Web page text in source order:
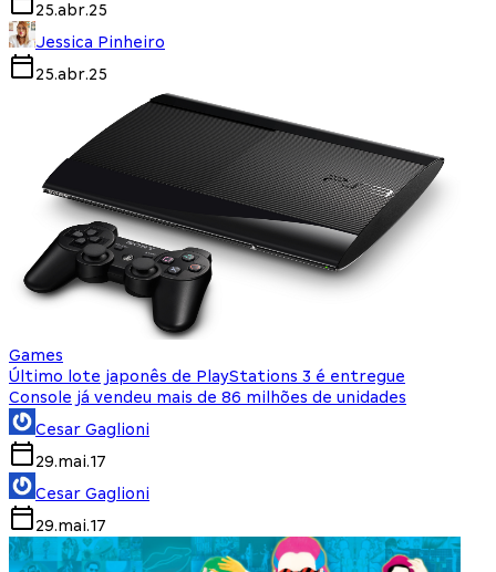
25.abr.25
Jessica Pinheiro
25.abr.25
Games
Último lote japonês de PlayStations 3 é entregue
Console já vendeu mais de 86 milhões de unidades
Cesar Gaglioni
29.mai.17
Cesar Gaglioni
29.mai.17